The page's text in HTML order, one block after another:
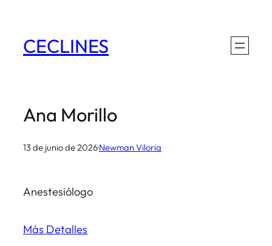
contenido
CECLINES
Ana Morillo
13 de junio de 2026·Newman Viloria
Anestesiólogo
Más Detalles